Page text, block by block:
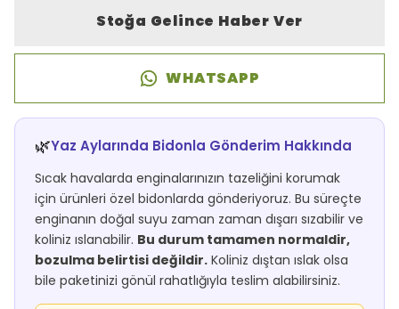
Stoğa Gelince Haber Ver
WHATSAPP
🌿Yaz Aylarında Bidonla Gönderim Hakkında
Sıcak havalarda enginalarınızın tazeliğini korumak
için ürünleri özel bidonlarda gönderiyoruz. Bu süreçte
enginanın doğal suyu zaman zaman dışarı sızabilir ve
koliniz ıslanabilir. Bu durum tamamen normaldir,
bozulma belirtisi değildir. Koliniz dıştan ıslak olsa
bile paketinizi gönül rahatlığıyla teslim alabilirsiniz.